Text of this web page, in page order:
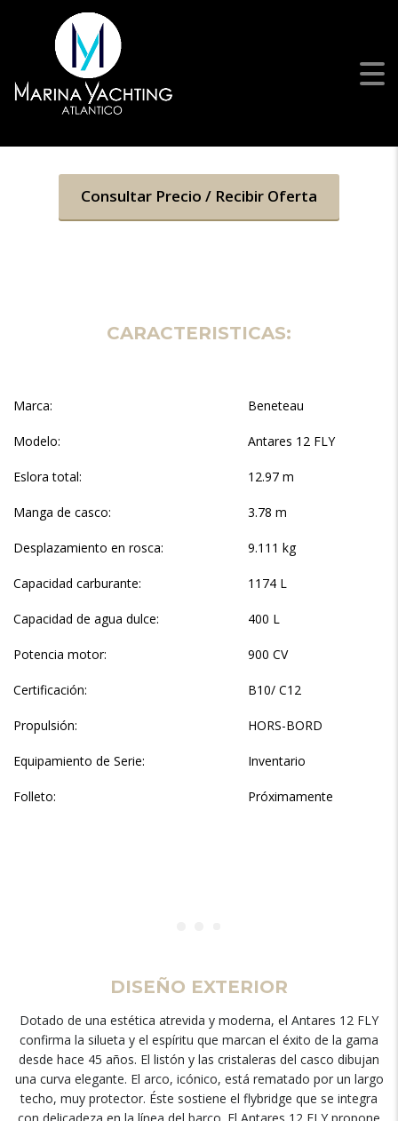
BENETEAU ANTARES 12 FLY
Aproveche nuestras ofertas en toda la gama Beneteau para
Consultar Precio / Recibir Oferta
CARACTERISTICAS:
Marca: Beneteau
Modelo: Antares 12 FLY
Eslora total: 12.97 m
Manga de casco: 3.78 m
Desplazamiento en rosca: 9.111 kg
Capacidad carburante: 1174 L
Capacidad de agua dulce: 400 L
Potencia motor: 900 CV
Certificación: B10/ C12
Propulsión: HORS-BORD
Equipamiento de Serie: Inventario
Folleto: Próximamente
DISEÑO EXTERIOR
Dotado de una estética atrevida y moderna, el Antares 12 FLY
confirma la silueta y el espíritu que marcan el éxito de la gama
desde hace 45 años. El listón y las cristaleras del casco dibujan
una curva elegante. El arco, icónico, está rematado por un largo
techo, muy protector. Éste sostiene el flybridge que se integra